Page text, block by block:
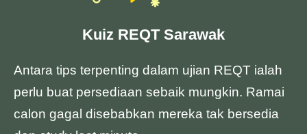
Kuiz REQT Sarawak
Antara tips terpenting dalam ujian REQT ialah
perlu buat persediaan sebaik mungkin. Ramai
calon gagal disebabkan mereka tak bersedia